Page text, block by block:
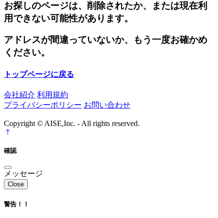
お探しのページは、削除されたか、または現在利
用できない可能性があります。
アドレスが間違っていないか、もう一度お確かめ
ください。
トップページに戻る
会社紹介 利用規約
プライバシーポリシー お問い合わせ
Copyright © AISE,Inc. - All rights reserved.
確認
メッセージ
Close
警告！！